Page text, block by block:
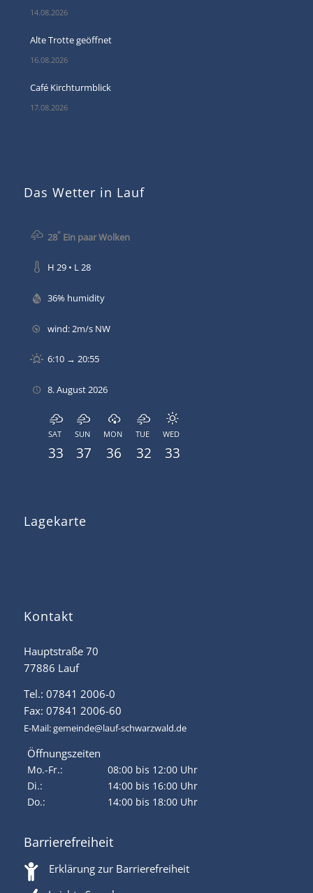
14.08.2026
Alte Trotte geöffnet
16.08.2026
Café Kirchturmblick
17.08.2026
Das Wetter in Lauf
28°Ein paar Wolken
H 29 • L 28
36% humidity
wind: 2m/s NW
6:10 → 20:55
8. August 2026
SAT
33
SUN
37
MON
36
TUE
32
WED
33
Lagekarte
Kontakt
Hauptstraße 70
77886 Lauf
Tel.: 07841 2006-0
Fax: 07841 2006-60
E-Mail:gemeinde@lauf-schwarzwald.de
Öffnungszeiten
Mo.-Fr.:
08:00 bis 12:00 Uhr
Di.:
14:00 bis 16:00 Uhr
Do.:
14:00 bis 18:00 Uhr
Barrierefreiheit
Erklärung zur Barrierefreiheit